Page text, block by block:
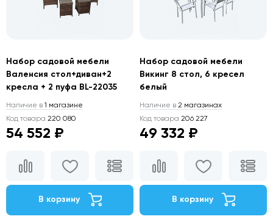
Набор садовой мебели
Валенсия стол+диван+2
кресла + 2 пуфа BL-22035
Наличие в 1 магазине
Код товара 220 080
54 552 ₽
В корзину
Набор садовой мебели
Викинг 8 стол, 6 кресел
белый
Наличие в 2 магазинах
Код товара 206 227
49 332 ₽
В корзину